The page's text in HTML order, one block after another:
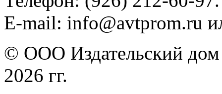
E-mail: info@avtprom.ru
© ООО Издательский
2026 гг.